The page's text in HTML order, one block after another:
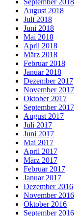
September 2018
August 2018
Juli 2018
Juni 2018
Mai 2018
April 2018
März 2018
Februar 2018
Januar 2018
Dezember 2017
November 2017
Oktober 2017
September 2017
August 2017
Juli 2017
Juni 2017
Mai 2017
April 2017
März 2017
Februar 2017
Januar 2017
Dezember 2016
November 2016
Oktober 2016
September 2016